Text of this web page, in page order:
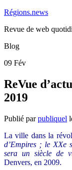
Régions.news
Revue de web
Blog
09 Fév
ReVue
2019
Publié parpubliquel
La ville dans la
d’Empires ; le XXe
sera un siècle de
Denvers, en 2009.